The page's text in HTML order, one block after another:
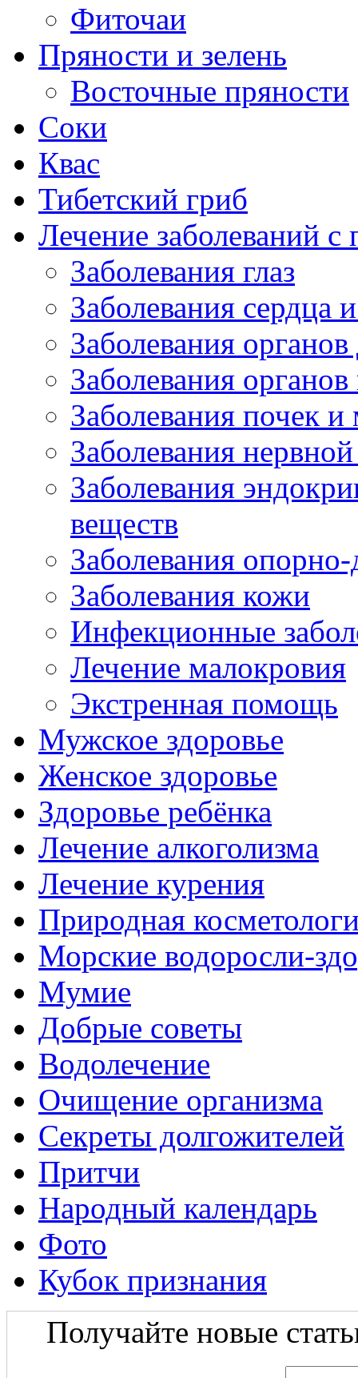
Фиточаи
Пряности и зелень
Восточные пряности
Соки
Квас
Тибетский гриб
Лечение заболеваний
Заболевания глаз
Заболевания сердца
Заболевания
Заболевания
Заболевания почек
Заболевания
Заболевания
веществ
Заболевания опорно-
Заболевания кожи
Инфекционные
Лечение малокровия
Экстренная помощь
Мужское здоровье
Женское здоровье
Здоровье ребёнка
Лечение алкоголизма
Лечение курения
Природная
Морские водоросли-
Мумие
Добрые советы
Водолечение
Очищение организма
Секреты долгожителей
Притчи
Народный календарь
Фото
Кубок признания
Получайте новые